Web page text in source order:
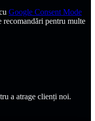
Google Consent Mode
recomandări pentru multe
a atrage clienți noi.